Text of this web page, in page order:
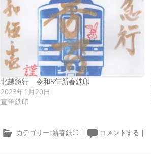
北越急行 令和5年新春鉄印
2023年1月20日
直筆鉄印
カテゴリー: 新春鉄印 | コメントする |